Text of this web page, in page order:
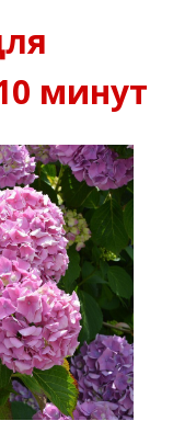
минут